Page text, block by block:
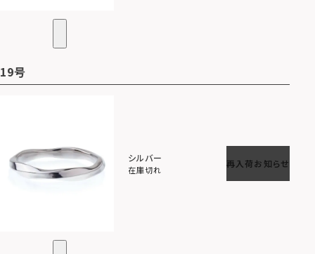
19号
シルバー
在庫切れ
再入荷お知らせ